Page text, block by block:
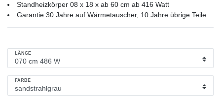
Standheizkörper 08 x 18 x ab 60 cm ab 416 Watt
Garantie 30 Jahre auf Wärmetauscher, 10 Jahre übrige Teile
LÄNGE
FARBE